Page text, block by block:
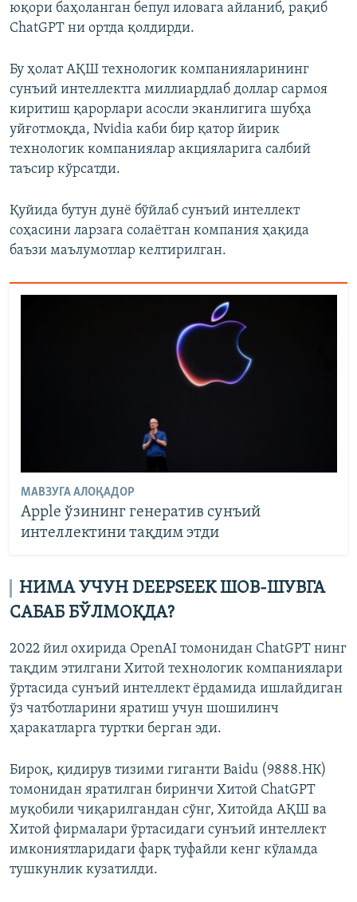
юқори баҳоланган бепул иловага айланиб, рақиб
ChatGPT ни ортда қолдирди.
Бу ҳолат АҚШ технологик компанияларининг
сунъий интеллектга миллиардлаб доллар сармоя
киритиш қарорлари асосли эканлигига шубҳа
уйғотмоқда, Nvidia каби бир қатор йирик
технологик компаниялар акцияларига салбий
таъсир кўрсатди.
Қуйида бутун дунё бўйлаб сунъий интеллект
соҳасини ларзага солаётган компания ҳақида
баъзи маълумотлар келтирилган.
МАВЗУГА АЛОҚАДОР
Apple ўзининг генератив сунъий
интеллектини тақдим этди
НИМА УЧУН DEEPSEEK ШОВ-ШУВГА
САБАБ БЎЛМОҚДА?
2022 йил охирида OpenAI томонидан ChatGPT нинг
тақдим этилгани Хитой технологик компаниялари
ўртасида сунъий интеллект ёрдамида ишлайдиган
ўз чатботларини яратиш учун шошилинч
ҳаракатларга туртки берган эди.
Бироқ, қидирув тизими гиганти Baidu (9888.HК)
томонидан яратилган биринчи Хитой ChatGPT
муқобили чиқарилгандан сўнг, Хитойда АҚШ ва
Хитой фирмалари ўртасидаги сунъий интеллект
имкониятларидаги фарқ туфайли кенг кўламда
тушкунлик кузатилди.